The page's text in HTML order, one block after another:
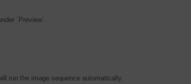
´Preview´.
run the image sequence automatically.